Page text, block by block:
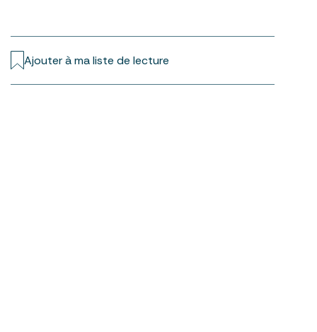
Ajouter à ma liste de lecture